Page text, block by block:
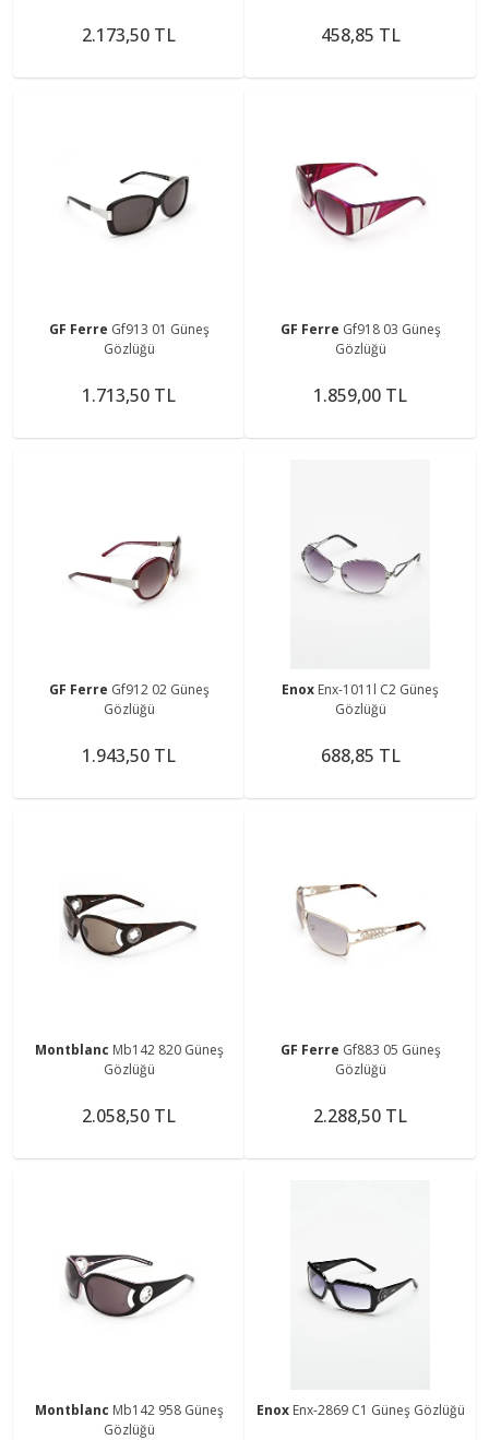
2.173,50 TL 458,85 TL
GF Ferre Gf913 01 Güneş
Gözlüğü
1.713,50 TL
GF Ferre Gf918 03 Güneş
Gözlüğü
1.859,00 TL
GF Ferre Gf912 02 Güneş
Gözlüğü
1.943,50 TL
Enox Enx-1011l C2 Güneş
Gözlüğü
688,85 TL
Montblanc Mb142 820 Güneş
Gözlüğü
2.058,50 TL
GF Ferre Gf883 05 Güneş
Gözlüğü
2.288,50 TL
Montblanc Mb142 958 Güneş
Gözlüğü
Enox Enx-2869 C1 Güneş Gözlüğü